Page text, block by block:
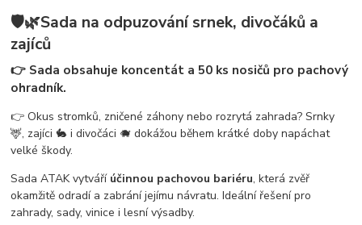
🛡️🌿Sada na odpuzování srnek, divočáků a
zajíců
👉 Sada obsahuje koncentát a 50 ks nosičů pro pachový
ohradník.
👉 Okus stromků, zničené záhony nebo rozrytá zahrada? Srnky
🦌, zajíci 🐇 i divočáci 🐗 dokážou během krátké doby napáchat
velké škody.
Sada ATAK vytváří účinnou pachovou bariéru, která zvěř
okamžitě odradí a zabrání jejímu návratu. Ideální řešení pro
zahrady, sady, vinice i lesní výsadby.